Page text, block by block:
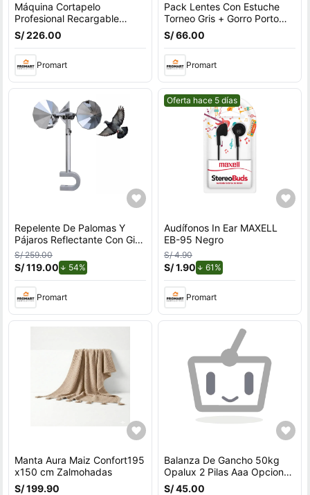
Máquina Cortapelo
Profesional Recargable
Trimmer Barba 7200RPM
Corte Preciso 0.1mm Negro
S/ 226.00
Promart
Pack Lentes Con Estuche
Torneo Gris + Gorro Porto
Fucsia
S/ 66.00
Promart
Repelente De Palomas Y
Pájaros Reflectante Con Giro
Por Viento Para Exteriores
Con Soporte en U
S/ 259.00
S/ 119.00 54%
Promart
Mejor precio.
Oferta hace 5 días
Audífonos In Ear MAXELL
EB-95 Negro
S/ 4.90
S/ 1.90 61%de descuento.
Promart
Manta Aura Maiz Confort195
x150 cm Zalmohadas
S/ 199.90
Balanza De Gancho 50kg
Opalux 2 Pilas Aaa Opcion
Hold Cjx OP-607
S/ 45.00